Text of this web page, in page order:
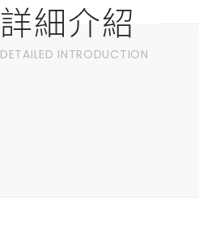
詳細介紹
DETAILED INTRODUCTION